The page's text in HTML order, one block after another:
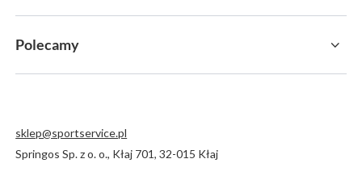
Polecamy
sklep@sportservice.pl
Springos Sp. z o. o., Kłaj 701,32-015 Kłaj